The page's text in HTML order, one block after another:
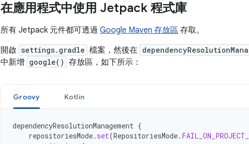
在應用程式中使用 Jetpack 程式庫
所有 Jetpack 元件都可透過 Google Maven 存放區 存取。
開啟 settings.gradle 檔案，然後在
中新增 google() 存放區，如下所示：
Groovy Kotlin
dependencyResolutionManagement {
repositoriesMode. set(RepositoriesMode.